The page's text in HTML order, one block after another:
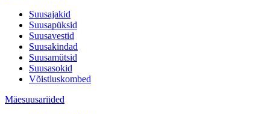
Suusajakid
Suusapüksid
Suusavestid
Suusakindad
Suusamütsid
Suusasokid
Võistluskombed
Mäesuusariided